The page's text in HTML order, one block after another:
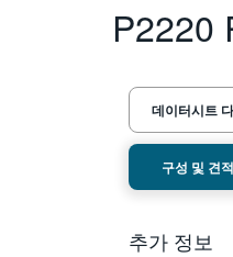
P2220
데이터시트
구성 및 견
추가 정보